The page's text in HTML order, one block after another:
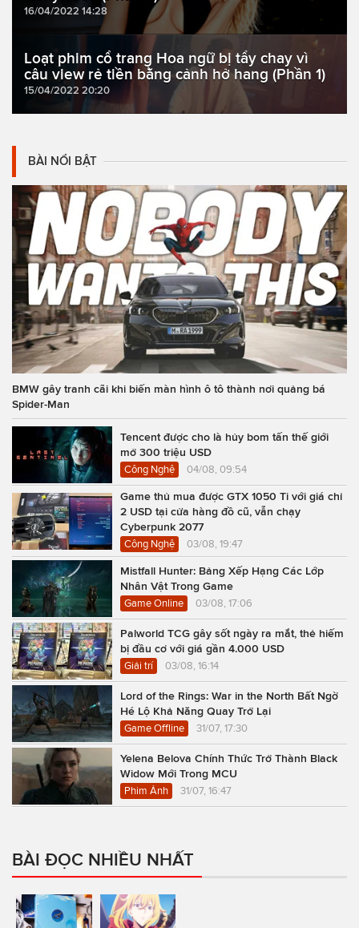
16/04/2022 14:28
Loạt phim cổ trang Hoa ngữ bị tẩy chay vì
câu view rẻ tiền bằng cảnh hở hang (Phần 1)
15/04/2022 20:20
BÀI NỔI BẬT
BMW gây tranh cãi khi biến màn hình ô tô thành nơi quảng bá
Spider-Man
Tencent được cho là hủy bom tấn thế giới
mở 300 triệu USD
Công Nghệ 04/08, 09:54
Game thủ mua được GTX 1050 Ti với giá chỉ
2 USD tại cửa hàng đồ cũ, vẫn chạy
Cyberpunk 2077
Công Nghệ 03/08, 19:47
Mistfall Hunter: Bảng Xếp Hạng Các Lớp
Nhân Vật Trong Game
Game Online 03/08, 17:06
Palworld TCG gây sốt ngày ra mắt, thẻ hiếm
bị đầu cơ với giá gần 4.000 USD
Giải trí 03/08, 16:14
Lord of the Rings: War in the North Bất Ngờ
Hé Lộ Khả Năng Quay Trở Lại
Game Offline 31/07, 17:30
Yelena Belova Chính Thức Trở Thành Black
Widow Mới Trong MCU
Phim Ảnh 31/07, 16:47
BÀI ĐỌC NHIỀU NHẤT